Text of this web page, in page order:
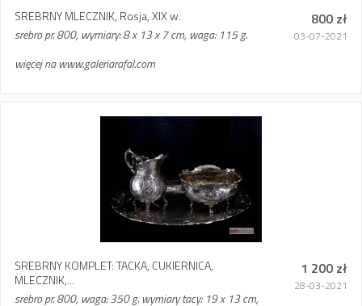
SREBRNY MLECZNIK, Rosja, XIX w.
srebro pr. 800, wymiary: 8 x 13 x 7 cm, waga: 115 g.
więcej na www.galeriarafal.com
800 zł
03-07-2021
SREBRNY KOMPLET: TACKA, CUKIERNICA,
MLECZNIK,...
srebro pr. 800, waga: 350 g. wymiary tacy: 19 x 13 cm,
1 200 zł
28-03-2021